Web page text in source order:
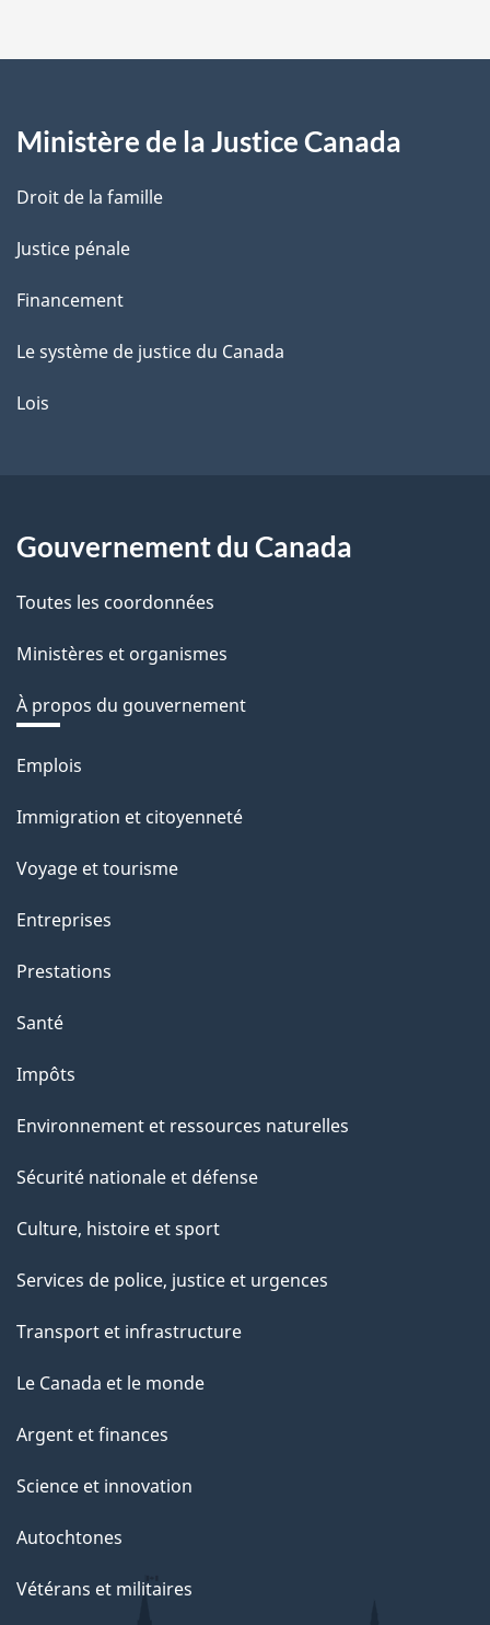
a
e
Ministère de la Justice Canada
Droit de la famille
Justice pénale
Financement
Le système de justice du Canada
Lois
Gouvernement du Canada
Toutes les coordonnées
Ministères et organismes
À propos du gouvernement
Thèmes
sujets
Emplois
Immigration et citoyenneté
Voyage et tourisme
Entreprises
Prestations
Santé
Impôts
Environnement et ressources naturelles
Sécurité nationale et défense
Culture, histoire et sport
Services de police, justice et urgences
Transport et infrastructure
Le Canada et le monde
Argent et finances
Science et innovation
Autochtones
Vétérans et militaires